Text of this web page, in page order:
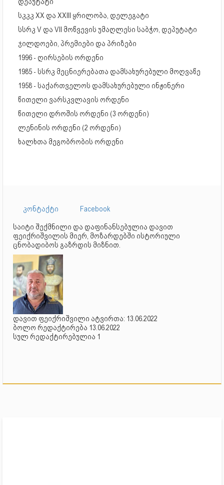
სკკკ XX და XXIII ყრილობა, დელეგატი
სსრკ V და VII მოწვევის უმაღლესი საბჭო, დეპუტატი
ჯილდოები, პრემიები და პრიზები
1996 - ღირსების ორდენი
1985 - სსრკ მეცნიერებათა დამსახურებული მოღვაწე
1958 - საქართველოს დამსახურებული ინჟინერი
წითელი ვარსკვლავის ორდენი
წითელი დროშის ორდენი (3 ორდენი)
ლენინის ორდენი (2 ორდენი)
ხალხთა მეგობრობის ორდენი
კონტაქტი
Facebook
საიტი შექმნილი და დაფინანსებულია დავით
ფეიქრიშვილის მიერ, მოზარდებში ისტორიული
ცნობადიბოს გაზრდის მიზნით.
დავით ფეიქრიშვილი ატვირთა: 13.06.2022
ბოლო რედაქტირება 13.06.2022
სულ რედაქტირებულია 1